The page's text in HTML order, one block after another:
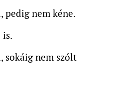
pedig nem kéne.
is.
sokáig nem szólt